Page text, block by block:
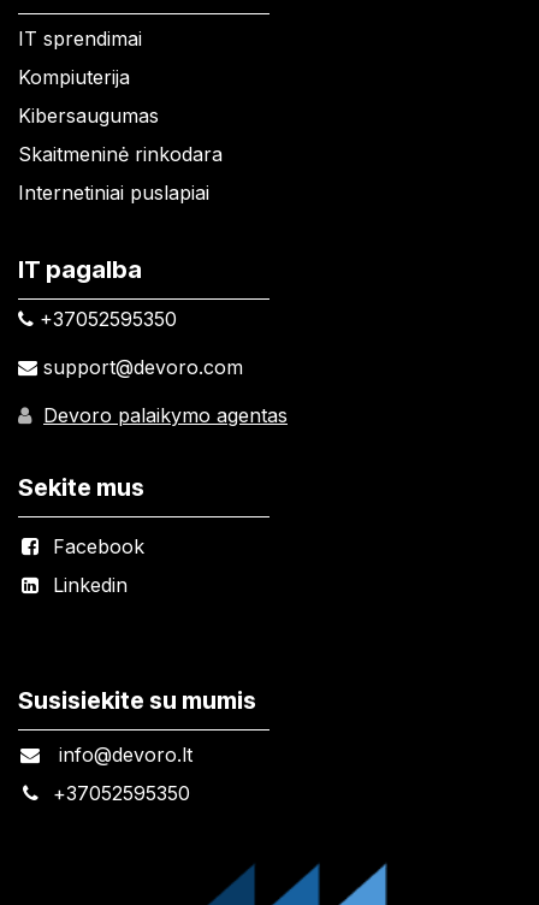
IT sprendimai
Kompiuterija
Kibersaugumas
Skaitmeninė rinkodara
Internetiniai puslapiai
IT pagalba
+37052595350​
support@devoro.com
Devoro palaikymo agentas
Sekite mus
Facebook
Linkedin
Susisiekite su mumis
info@devoro.lt
+37052595350